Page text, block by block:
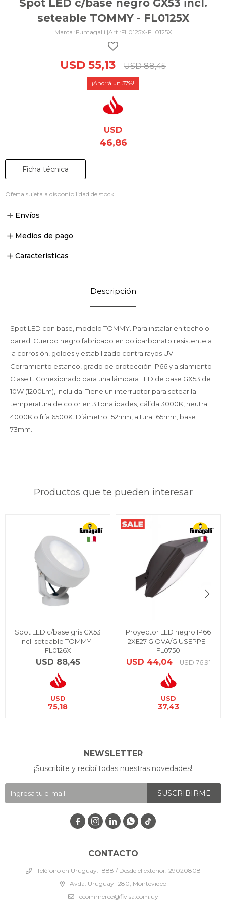
Spot LED c/base negro GX53 incl.
seteable TOMMY - FL0125X
Fumagalli | FL0125X-FL0125X
USD 55,13 USD 88,45
37
USD
46,86
Ficha técnica
Oferta sujeta a disponibilidad de stock.
Envíos
Medios de pago
Características
Descripción
Spot LED con base, modelo TOMMY. Para instalar en techo o
pared. Cuerpo negro fabricado en policarbonato resistente a
la corrosión, golpes y estabilizado contra rayos UV.
Cerramiento estanco, grado de protección IP66 y aislamiento
Clase II. Conexionado para una lámpara LED de pase GX53 de
10W (1200Lm), incluida. Tiene un interruptor para setear la
temperatura de color en 3 tonalidades, cálida 3000K, neutra
4000K o fría 6500K. Diámetro 152mm, altura 165mm, base
73mm.
Productos que te pueden interesar
Spot LED c/base gris GX53
incl. seteable TOMMY -
FL0126X
USD 88,45
USD
75,18
Proyector LED negro IP66
2XE27 GIOVA/GIUSEPPE -
FL0750
USD 44,04 USD 76,91
USD
37,43
CONTACTO
Teléfono en Uruguay: 1888 / Desde el exterior: 29020808
Avda. Uruguay 1280, Montevideo
ecommerce@fivisa.com.uy
NEWSLETTER
¡Suscribite y recibí todas nuestras novedades!
SUSCRIBIRME
   